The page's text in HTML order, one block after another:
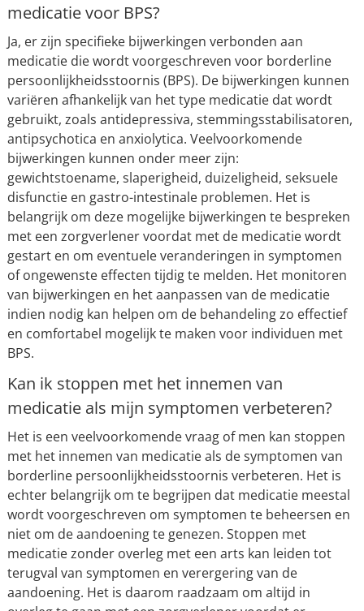
medicatie voor BPS?
Ja, er zijn specifieke bijwerkingen verbonden aan
medicatie die wordt voorgeschreven voor borderline
persoonlijkheidsstoornis (BPS). De bijwerkingen kunnen
variëren afhankelijk van het type medicatie dat wordt
gebruikt, zoals antidepressiva, stemmingsstabilisatoren,
antipsychotica en anxiolytica. Veelvoorkomende
bijwerkingen kunnen onder meer zijn:
gewichtstoename, slaperigheid, duizeligheid, seksuele
disfunctie en gastro-intestinale problemen. Het is
belangrijk om deze mogelijke bijwerkingen te bespreken
met een zorgverlener voordat met de medicatie wordt
gestart en om eventuele veranderingen in symptomen
of ongewenste effecten tijdig te melden. Het monitoren
van bijwerkingen en het aanpassen van de medicatie
indien nodig kan helpen om de behandeling zo effectief
en comfortabel mogelijk te maken voor individuen met
BPS.
Kan ik stoppen met het innemen van
medicatie als mijn symptomen verbeteren?
Het is een veelvoorkomende vraag of men kan stoppen
met het innemen van medicatie als de symptomen van
borderline persoonlijkheidsstoornis verbeteren. Het is
echter belangrijk om te begrijpen dat medicatie meestal
wordt voorgeschreven om symptomen te beheersen en
niet om de aandoening te genezen. Stoppen met
medicatie zonder overleg met een arts kan leiden tot
terugval van symptomen en verergering van de
aandoening. Het is daarom raadzaam om altijd in